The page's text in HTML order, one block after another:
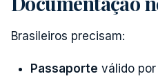
Brasileiros precisam:
Passaporte válido